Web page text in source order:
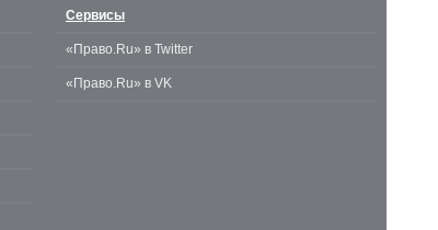
Сервисы
«Право.Ru» в Twitter
«Право.Ru» в VK